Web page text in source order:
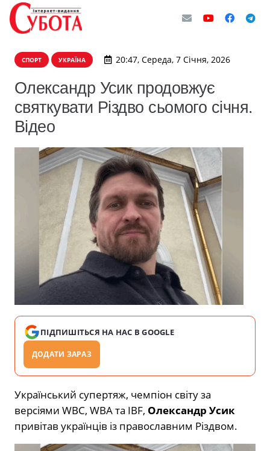
СПОРТ УКРАЇНА 20:47, Середа, 7 Січня, 2026
Олександр Усик продовжує
святкувати Різдво сьомого січня.
Відео
ПІДПИШІТЬСЯ НА НАС В GOOGLE
ДОДАТИ ЗАРАЗ
Український супертяж, чемпіон світу за
версіями WBC, WBA та IBF, Олександр Усик
привітав українців із православним Різдвом.